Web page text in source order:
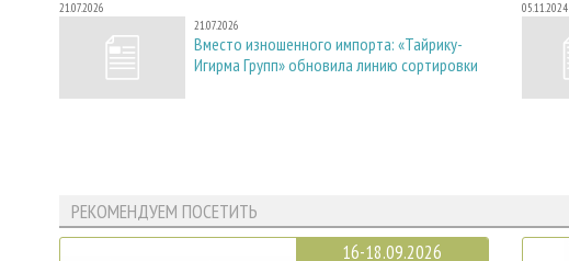
21.07.2026
21.07.2026
Вместо изношенного импорта: «Тайрику-
Игирма Групп» обновила линию сортировки
05.11.2024
РЕКОМЕНДУЕМ ПОСЕТИТЬ
16-18.09.2026